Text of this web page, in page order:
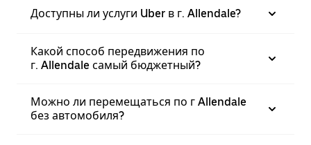
Доступны ли услуги Uber в г. Allendale?
Какой способ передвижения по
г. Allendale самый бюджетный?
Можно ли перемещаться по г Allendale
без автомобиля?